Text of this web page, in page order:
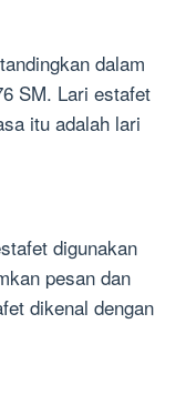
dalam
SM. Lari estafet
itu adalah lari
digunakan
pesan dan
dikenal dengan